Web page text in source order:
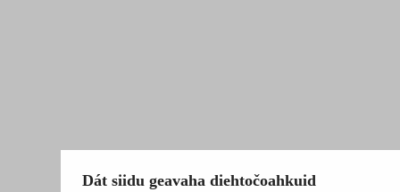
Dát siidu geavaha diehtočoahkuid